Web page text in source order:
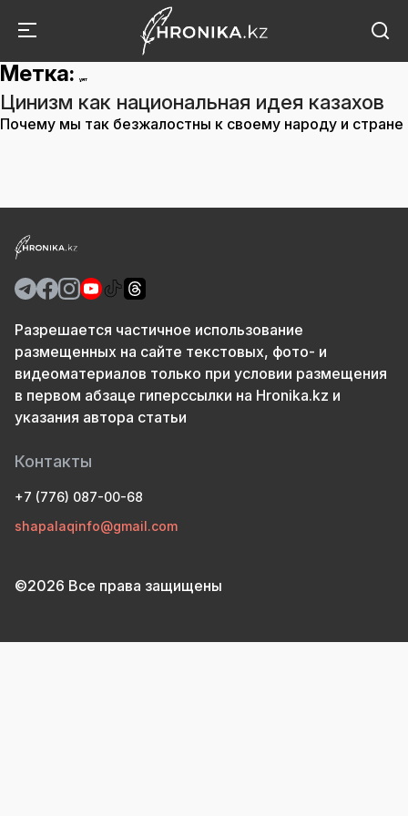
Метка: ұят
Цинизм как национальная идея казахов
Почему мы так безжалостны к своему народу и стране
Разрешается частичное использование
размещенных на сайте текстовых, фото- и
видеоматериалов только при условии размещения
в первом абзаце гиперссылки на Hronika.kz и
указания автора статьи
Контакты
+7 (776) 087-00-68
shapalaqinfo@gmail.com
©2026 Все права защищены